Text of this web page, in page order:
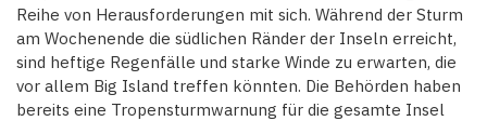
Reihe von Herausforderungen mit sich. Während der Sturm
am Wochenende die südlichen Ränder der Inseln erreicht,
sind heftige Regenfälle und starke Winde zu erwarten, die
vor allem Big Island treffen könnten. Die Behörden haben
bereits eine Tropensturmwarnung für die gesamte Insel